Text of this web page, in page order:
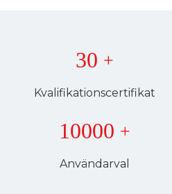
30 +
Kvalifikationscertifikat
10000 +
Användarval